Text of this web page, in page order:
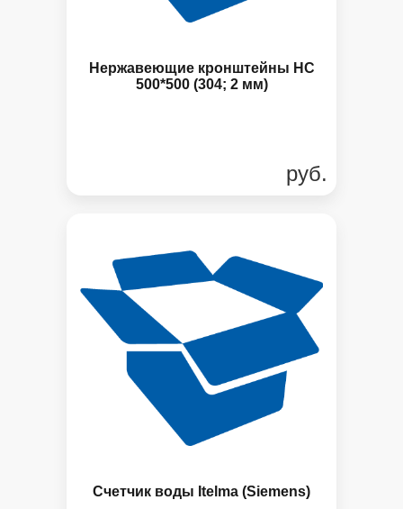
Нержавеющие кронштейны НС
500*500 (304; 2 мм)
руб.
Счетчик воды Itelma (Siemens)